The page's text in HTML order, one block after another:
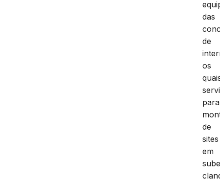
das
de
os
para
de
sites
em